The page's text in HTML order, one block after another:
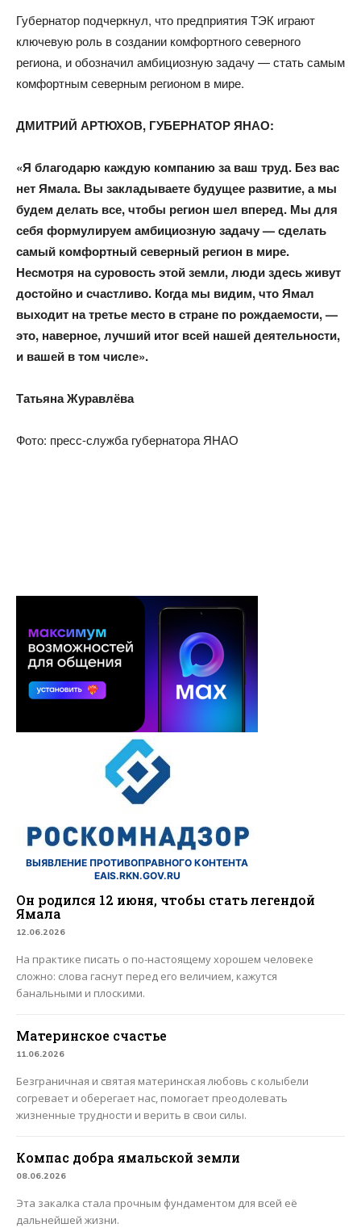
Губернатор подчеркнул, что предприятия ТЭК играют
ключевую роль в создании комфортного северного
региона, и обозначил амбициозную задачу — стать самым
комфортным северным регионом в мире.
ДМИТРИЙ АРТЮХОВ, ГУБЕРНАТОР ЯНАО:​
«Я благодарю каждую компанию за ваш труд. Без вас
нет Ямала. Вы закладываете будущее развитие, а мы
будем делать все, чтобы регион шел вперед. Мы для
себя формулируем амбициозную задачу — сделать
самый комфортный северный регион в мире.
Несмотря на суровость этой земли, люди здесь живут
достойно и счастливо. Когда мы видим, что Ямал
выходит на третье место в стране по рождаемости, —
это, наверное, лучший итог всей нашей деятельности,
и вашей в том числе».​
Татьяна Журавлёва
Фото: пресс-служба губернатора ЯНАО
ВЫЯВЛЕНИЕ ПРОТИВОПРАВНОГО КОНТЕНТА
EAIS.RKN.GOV.RU
Он родился 12 июня, чтобы стать легендой
Ямала
12.06.2026
На практике писать о по-настоящему хорошем человеке
сложно: слова гаснут перед его величием, кажутся
банальными и плоскими.
Материнское счастье
11.06.2026
Безграничная и святая материнская любовь с колыбели
согревает и оберегает нас, помогает преодолевать
жизненные трудности и верить в свои силы.
Компас добра ямальской земли
08.06.2026
Эта закалка стала прочным фундаментом для всей её
дальнейшей жизни.